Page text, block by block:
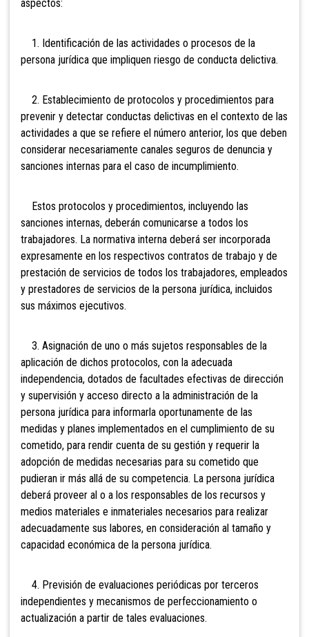
aspectos:
1. Identificación de las actividades o procesos de la
persona jurídica que impliquen riesgo de conducta delictiva.
2. Establecimiento de protocolos y procedimientos para
prevenir y detectar conductas delictivas en el contexto de las
actividades a que se refiere el número anterior, los que deben
considerar necesariamente canales seguros de denuncia y
sanciones internas para el caso de incumplimiento.
Estos protocolos y procedimientos, incluyendo las
sanciones internas, deberán comunicarse a todos los
trabajadores. La normativa interna deberá ser incorporada
expresamente en los respectivos contratos de trabajo y de
prestación de servicios de todos los trabajadores, empleados
y prestadores de servicios de la persona jurídica, incluidos
sus máximos ejecutivos.
3. Asignación de uno o más sujetos responsables de la
aplicación de dichos protocolos, con la adecuada
independencia, dotados de facultades efectivas de dirección
y supervisión y acceso directo a la administración de la
persona jurídica para informarla oportunamente de las
medidas y planes implementados en el cumplimiento de su
cometido, para rendir cuenta de su gestión y requerir la
adopción de medidas necesarias para su cometido que
pudieran ir más allá de su competencia. La persona jurídica
deberá proveer al o a los responsables de los recursos y
medios materiales e inmateriales necesarios para realizar
adecuadamente sus labores, en consideración al tamaño y
capacidad económica de la persona jurídica.
4. Previsión de evaluaciones periódicas por terceros
independientes y mecanismos de perfeccionamiento o
actualización a partir de tales evaluaciones.